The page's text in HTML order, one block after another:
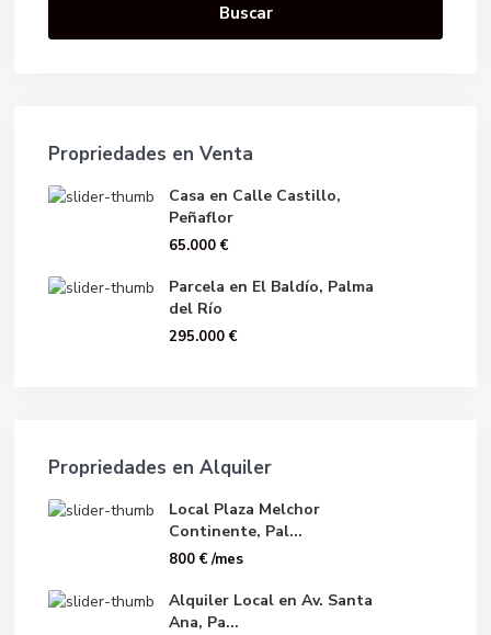
Buscar
Propriedades en Venta
Casa en Calle Castillo,
Peñaflor
65.000 €
Parcela en El Baldío, Palma
del Río
295.000 €
Propriedades en Alquiler
Local Plaza Melchor
Continente, Pal...
800 €/mes
Alquiler Local en Av. Santa
Ana, Pa...